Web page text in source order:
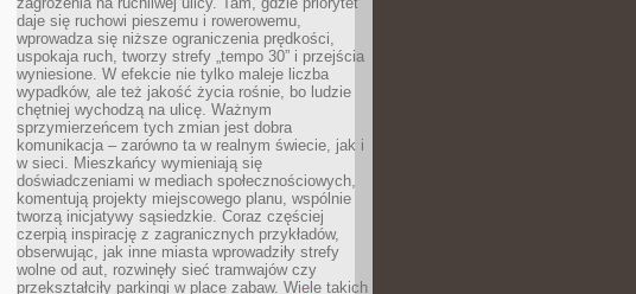
daje się ruchowi pieszemu i rowerowemu,
wprowadza się niższe ograniczenia prędkości,
uspokaja ruch, tworzy strefy „tempo 30” i przejścia
wyniesione. W efekcie nie tylko maleje liczba
wypadków, ale też jakość życia rośnie, bo ludzie
chętniej wychodzą na ulicę. Ważnym
sprzymierzeńcem tych zmian jest dobra
komunikacja – zarówno ta w realnym świecie, jak i
w sieci. Mieszkańcy wymieniają się
doświadczeniami w mediach społecznościowych,
komentują projekty miejscowego planu, wspólnie
tworzą inicjatywy sąsiedzkie. Coraz częściej
czerpią inspirację z zagranicznych przykładów,
obserwując, jak inne miasta wprowadziły strefy
wolne od aut, rozwinęły sieć tramwajów czy
przekształciły parkingi w place zabaw. Wiele takich